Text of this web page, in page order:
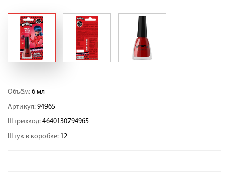
Объём: 6 мл
Артикул: 94965
Штрихкод: 4640130794965
Штук в коробке: 12